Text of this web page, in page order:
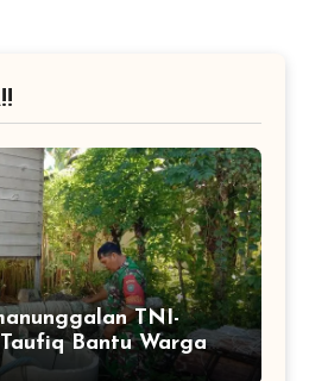
TNI-
Bantu Warga
Air Bersih